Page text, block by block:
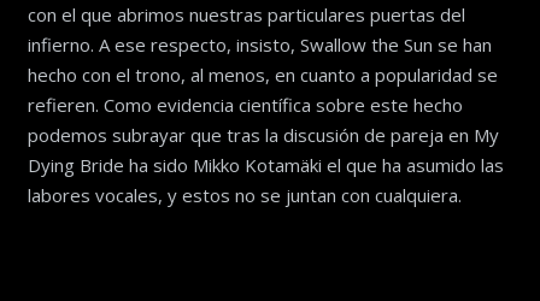
con el que abrimos nuestras particulares puertas del
infierno. A ese respecto, insisto, Swallow the Sun se han
hecho con el trono, al menos, en cuanto a popularidad se
refieren. Como evidencia científica sobre este hecho
podemos subrayar que tras la discusión de pareja en My
Dying Bride ha sido Mikko Kotamäki el que ha asumido las
labores vocales, y estos no se juntan con cualquiera.